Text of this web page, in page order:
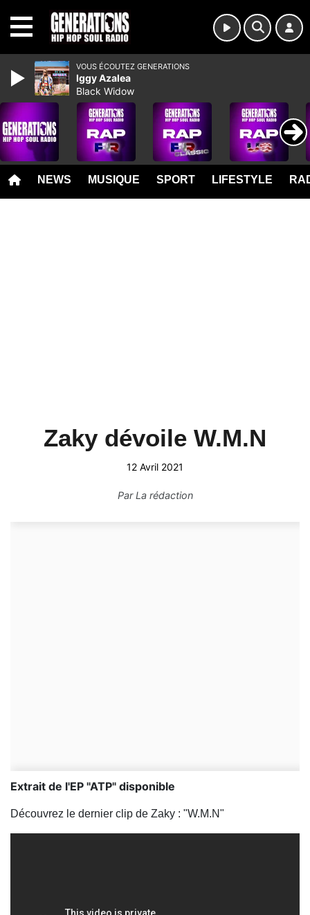
NEWS MUSIQUE SPORT LIFESTYLE
Zaky dévoile W.M.N
12 Avril 2021
ParLa rédaction
Extrait de l'EP "ATP" disponible
Découvrez le dernier clip de Zaky : "W.M.N"
VOUS ÉCOUTEZ GENERATIONS
Iggy Azalea
Black Widow